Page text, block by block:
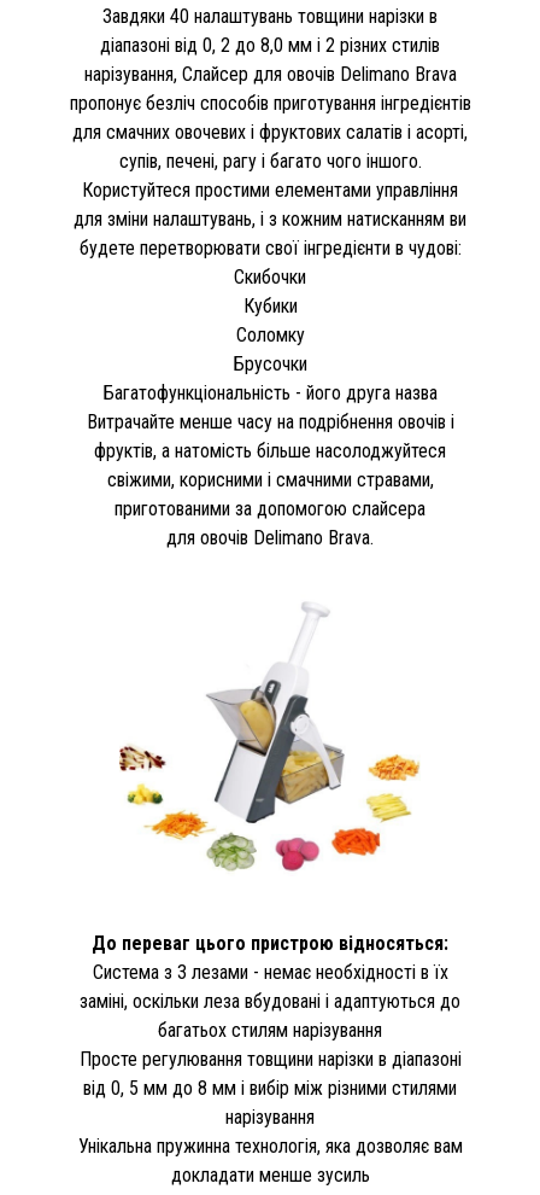
Завдяки 40 налаштувань товщини нарізки в
діапазоні від 0, 2 до 8,0 мм і 2 різних стилів
нарізування, Слайсер для овочів Delimano Brava
пропонує безліч способів приготування інгредієнтів
для смачних овочевих і фруктових салатів і асорті,
супів, печені, рагу і багато чого іншого.
Користуйтеся простими елементами управління
для зміни налаштувань, і з кожним натисканням ви
будете перетворювати свої інгредієнти в чудові:
Скибочки
Кубики
Соломку
Брусочки
Багатофункціональність - його друга назва
Витрачайте менше часу на подрібнення овочів і
фруктів, а натомість більше насолоджуйтеся
свіжими, корисними і смачними стравами,
приготованими за допомогою слайсера
для овочів Delimano Brava.
До переваг цього пристрою відносяться:
Система з 3 лезами - немає необхідності в їх
заміні, оскільки леза вбудовані і адаптуються до
багатьох стилям нарізування
Просте регулювання товщини нарізки в діапазоні
від 0, 5 мм до 8 мм і вибір між різними стилями
нарізування
Унікальна пружинна технологія, яка дозволяє вам
докладати менше зусиль